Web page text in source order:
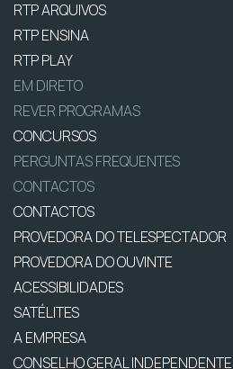
RTP ARQUIVOS
RTP ENSINA
RTP PLAY
EM DIRETO
REVER PROGRAMAS
CONCURSOS
PERGUNTAS FREQUENTES
CONTACTOS
CONTACTOS
PROVEDORA DO TELESPECTADOR
PROVEDORA DO OUVINTE
ACESSIBILIDADES
SATÉLITES
A EMPRESA
CONSELHO GERAL INDEPENDENTE